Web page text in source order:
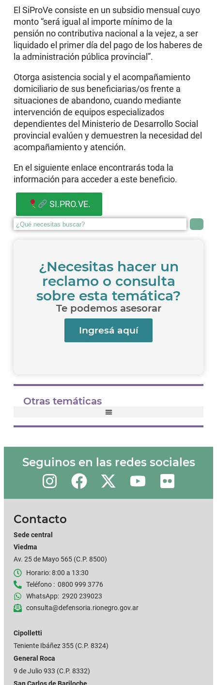
El SiProVe consiste en un subsidio mensual cuyo
monto “será igual al importe mínimo de la
pensión no contributiva nacional a la vejez, a ser
liquidado el primer día del pago de los haberes de
la administración pública provincial”.
Otorga asistencia social y el acompañamiento
domiciliario de sus beneficiarias/os frente a
situaciones de abandono, cuando mediante
intervención de equipos especializados
dependientes del Ministerio de Desarrollo Social
provincial evalúen y demuestren la necesidad del
acompañamiento y atención.
En el siguiente enlace encontrarás toda la
información para acceder a este beneficio.
SI.PRO.VE.
¿Necesitas hacer un
reclamo o consulta
sobre esta temática?
Te podemos asesorar
Ingresá aquí
Otras temáticas
Seguinos en las redes sociales
Contacto
Sede central
Viedma
Av. 25 de Mayo 565 (C.P. 8500)
Horario: 8:00 a 13:30
Teléfono : 0800 999 3776
WhatsApp: 2920 239023
consulta@defensoria.rionegro.gov.ar
Cipolletti
Teniente Ibáñez 355 (C.P. 8324)
General Roca
9 de Julio 933 (C.P. 8332)